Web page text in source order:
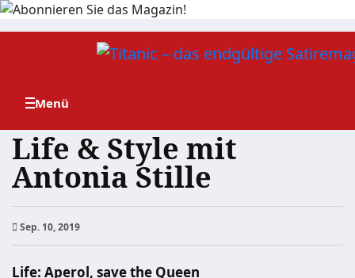
Zum
Life & Style mit
Antonia Stille
Sep. 10, 2019
Life: Aperol, save the Queen